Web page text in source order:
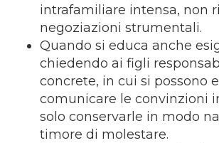
intrafamiliare intensa, non
negoziazioni strumentali.
Quando si educa anche
chiedendo ai figli
concrete, in cui si possono
comunicare le convinzioni
solo conservarle in modo
timore di molestare.